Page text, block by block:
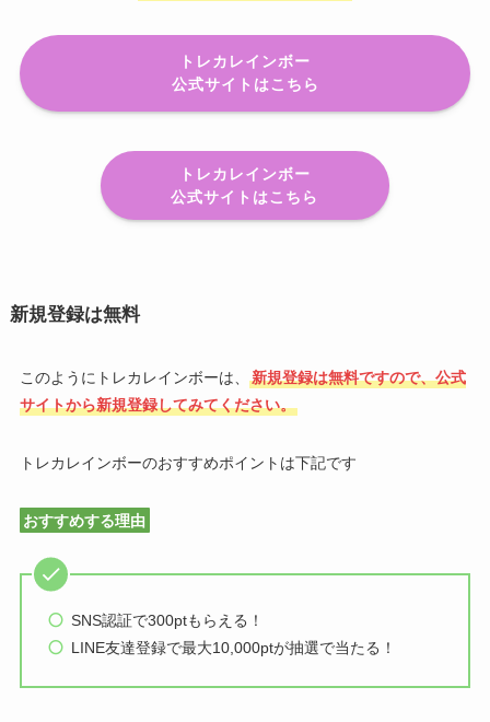
トレカレインボー
公式サイトはこちら
トレカレインボー
公式サイトはこちら
新規登録は無料
このようにトレカレインボーは、
新規登録は無料ですので、公式
サイトから新規登録してみてください。
トレカレインボーのおすすめポイントは下記です
おすすめする理由
SNS認証で300ptもらえる！
LINE友達登録で最大10,000ptが抽選で当たる！